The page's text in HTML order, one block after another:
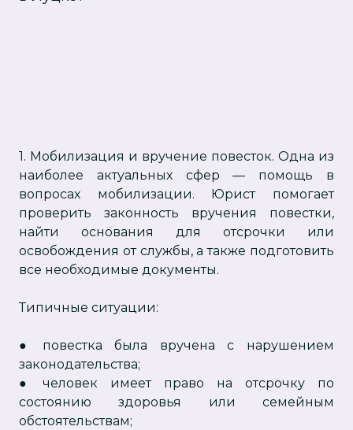
1. Мобилизация и вручение повесток. Одна из
наиболее актуальных сфер — помощь в
вопросах мобилизации. Юрист помогает
проверить законность вручения повестки,
найти основания для отсрочки или
освобождения от службы, а также подготовить
все необходимые документы.
Типичные ситуации:
● повестка была вручена с нарушением
законодательства;
● человек имеет право на отсрочку по
состоянию здоровья или семейным
обстоятельствам;